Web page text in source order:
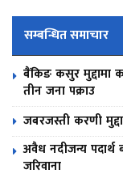
सम्बन्धित समाचार
बैंकिङ कसुर मुद्दामा
तीन जना पक्राउ
जबरजस्ती करणी
अवैध नदीजन्य
जरिवाना